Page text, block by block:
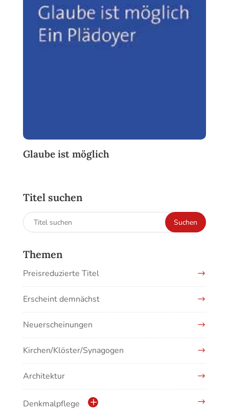
Glaube ist möglich
Titel suchen
Suchen
nach:
Suchen
Themen
Preisreduzierte Titel
Erscheint demnächst
Neuerscheinungen
Kirchen/Klöster/Synagogen
Architektur
Denkmalpflege